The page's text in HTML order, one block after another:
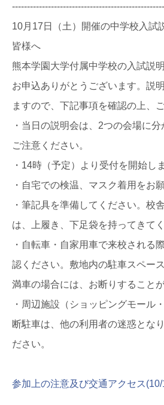
10月17日（土）開催の中学校入試
皆様へ
熊本学園大学付属中学校の入試説
お申込ありがとうございます。 説
ますので、下記事項を確認の上、
・当日の説明会は、2つの会場に分
ご注意ください。
・14時（予定）より受付を開始し
・自宅での検温、マスク着用をお
・筆記具を準備してください。校
は、
上履き、下足袋を持ってきて
・自転車・自家用車で来校される際
認ください。 敷地内の駐車スペー
満車の場合には、 お断りすること
・周辺施設（ショッピングモール
断駐車は、 他の利用者の迷惑とな
ださい。
参加上の注意及び交通アクセス